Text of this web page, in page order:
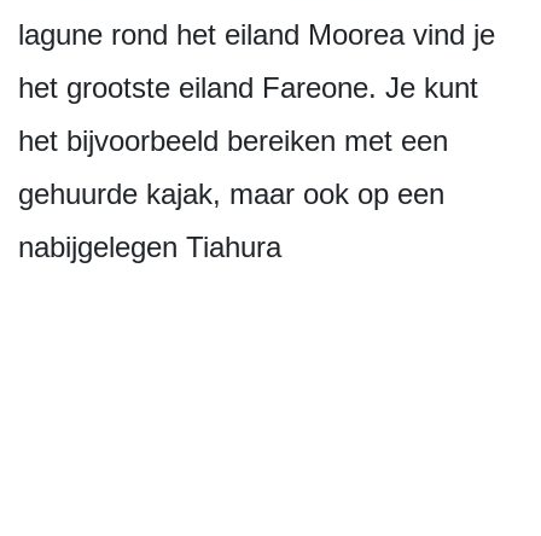
lagune rond het eiland Moorea vind je
het grootste eiland Fareone. Je kunt
het bijvoorbeeld bereiken met een
gehuurde kajak, maar ook op een
nabijgelegen Tiahura